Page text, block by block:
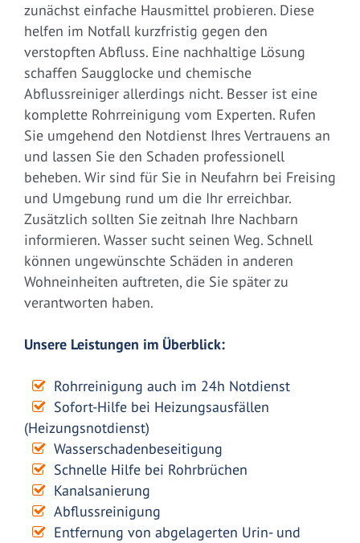
zunächst einfache Hausmittel probieren. Diese
helfen im Notfall kurzfristig gegen den
verstopften Abfluss. Eine nachhaltige Lösung
schaffen Saugglocke und chemische
Abflussreiniger allerdings nicht. Besser ist eine
komplette Rohrreinigung vom Experten. Rufen
Sie umgehend den Notdienst Ihres Vertrauens an
und lassen Sie den Schaden professionell
beheben. Wir sind für Sie in Neufahrn bei Freising
und Umgebung rund um die Ihr erreichbar.
Zusätzlich sollten Sie zeitnah Ihre Nachbarn
informieren. Wasser sucht seinen Weg. Schnell
können ungewünschte Schäden in anderen
Wohneinheiten auftreten, die Sie später zu
verantworten haben.
Unsere Leistungen im Überblick:
Rohrreinigung auch im 24h Notdienst
Sofort-Hilfe bei Heizungsausfällen
(Heizungsnotdienst)
Wasserschadenbeseitigung
Schnelle Hilfe bei Rohrbrüchen
Kanalsanierung
Abflussreinigung
Entfernung von abgelagerten Urin- und